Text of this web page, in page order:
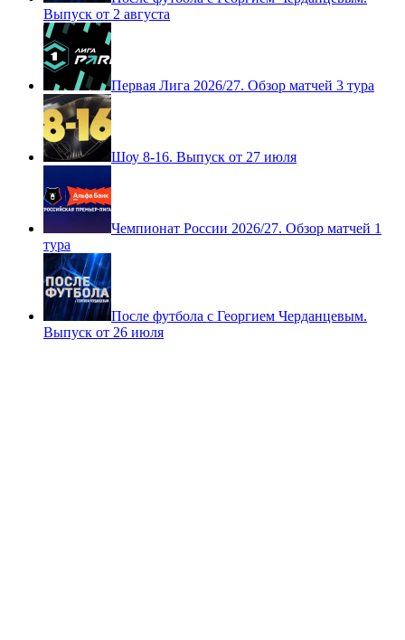
Выпуск от 2 августа
Первая Лига 2026/27. Обзор матчей 3 тура
Шоу 8-16. Выпуск от 27 июля
Чемпионат России 2026/27. Обзор матчей 1
тура
После футбола с Георгием Черданцевым.
Выпуск от 26 июля